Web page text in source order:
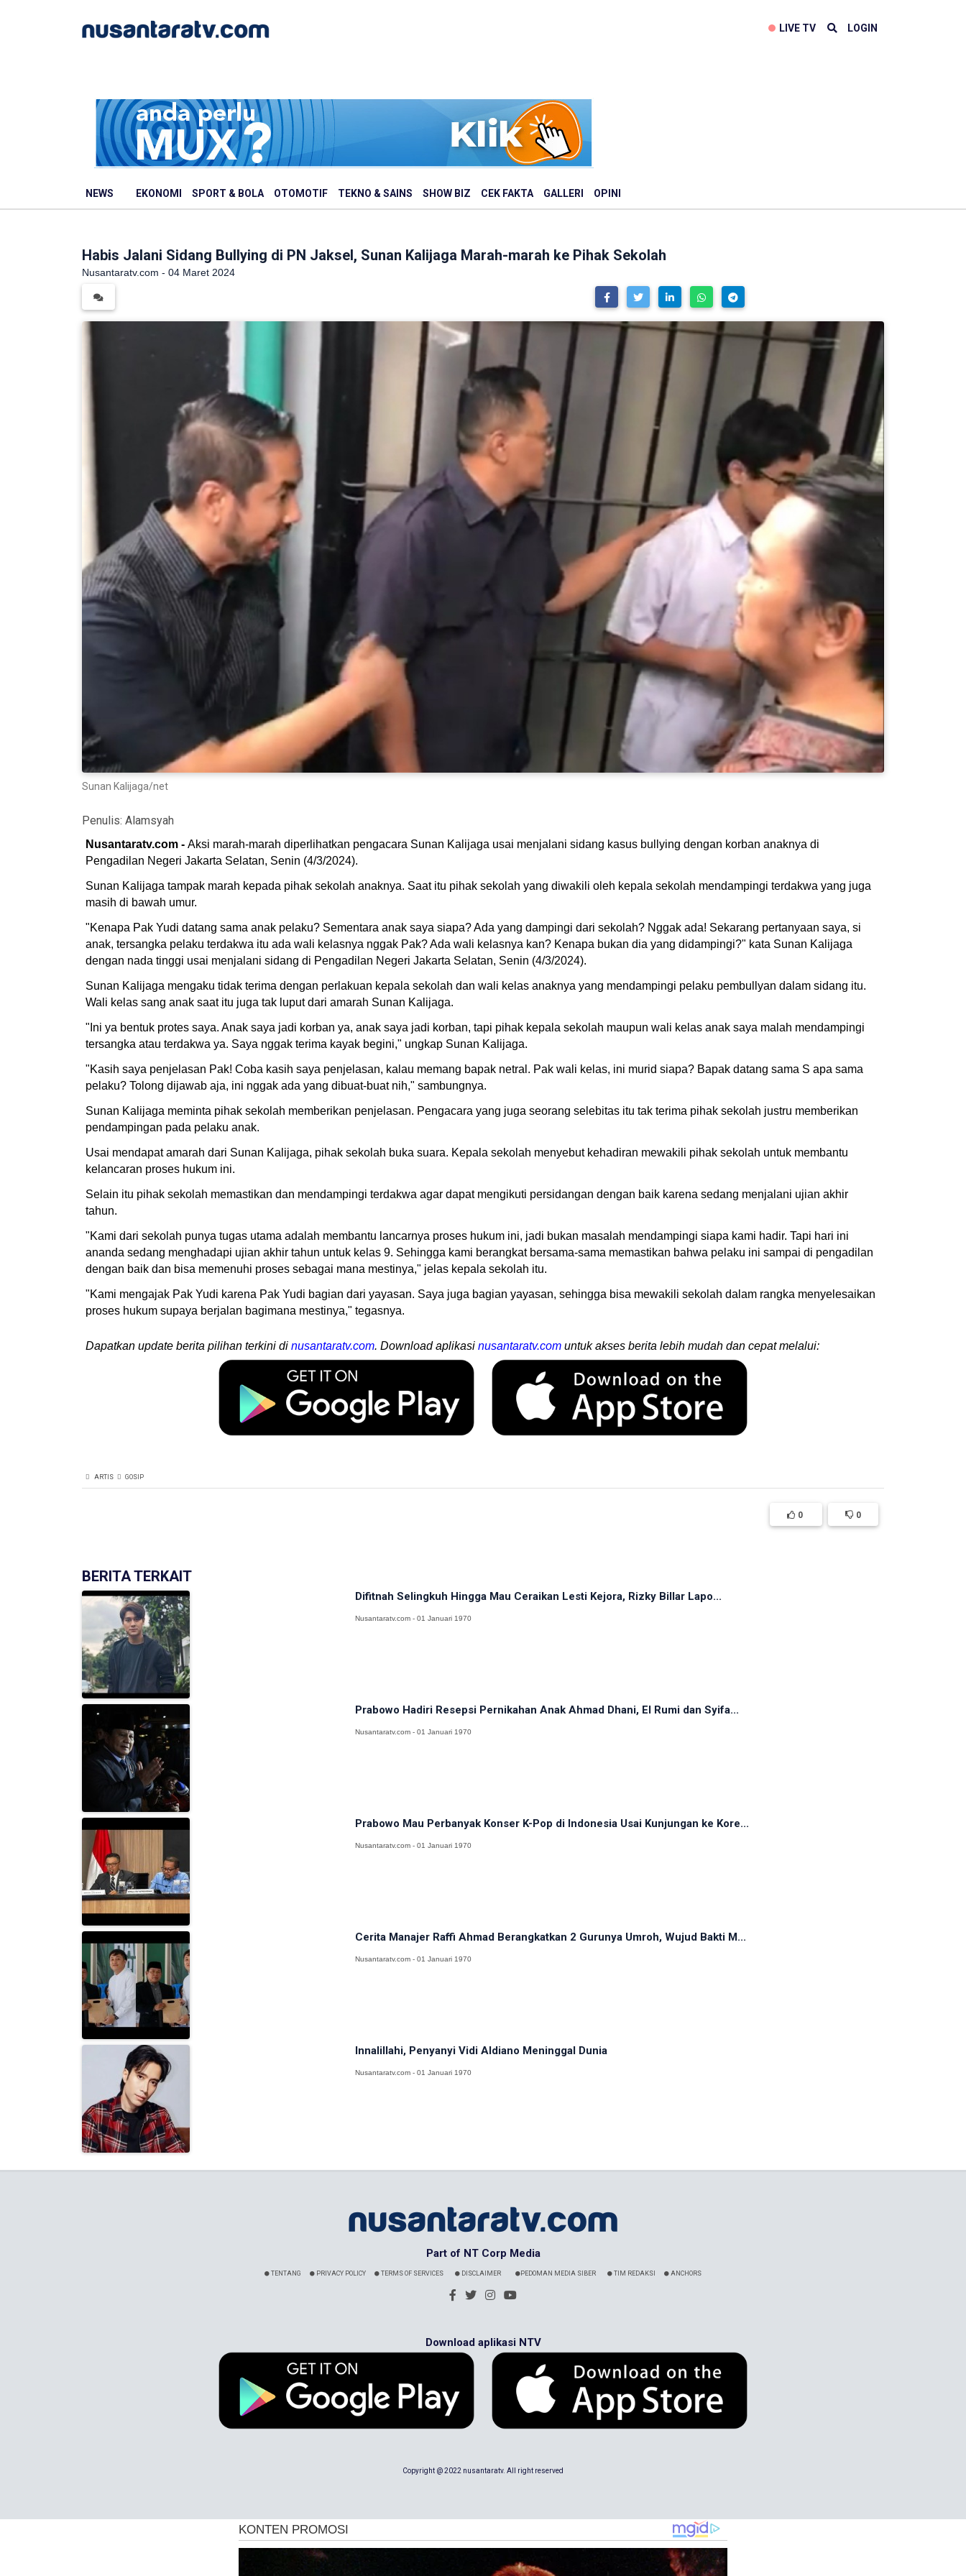
LIVE TV LOGIN
NEWS EKONOMI SPORT & BOLA OTOMOTIF TEKNO & SAINS SHOW BIZ CEK FAKTA GALLERI OPINI
Habis Jalani Sidang Bullying di PN Jaksel, Sunan Kalijaga Marah-marah ke Pihak Sekolah
Nusantaratv.com - 04 Maret 2024
Sunan Kalijaga/net
Penulis: Alamsyah
Nusantaratv.com - Aksi marah-marah diperlihatkan pengacara Sunan Kalijaga usai menjalani sidang kasus bullying dengan korban anaknya di
Pengadilan Negeri Jakarta Selatan, Senin (4/3/2024).
Sunan Kalijaga tampak marah kepada pihak sekolah anaknya. Saat itu pihak sekolah yang diwakili oleh kepala sekolah mendampingi terdakwa yang juga
masih di bawah umur.
"Kenapa Pak Yudi datang sama anak pelaku? Sementara anak saya siapa? Ada yang dampingi dari sekolah? Nggak ada! Sekarang pertanyaan saya, si
anak, tersangka pelaku terdakwa itu ada wali kelasnya nggak Pak? Ada wali kelasnya kan? Kenapa bukan dia yang didampingi?" kata Sunan Kalijaga
dengan nada tinggi usai menjalani sidang di Pengadilan Negeri Jakarta Selatan, Senin (4/3/2024).
Sunan Kalijaga mengaku tidak terima dengan perlakuan kepala sekolah dan wali kelas anaknya yang mendampingi pelaku pembullyan dalam sidang itu.
Wali kelas sang anak saat itu juga tak luput dari amarah Sunan Kalijaga.
"Ini ya bentuk protes saya. Anak saya jadi korban ya, anak saya jadi korban, tapi pihak kepala sekolah maupun wali kelas anak saya malah mendampingi
tersangka atau terdakwa ya. Saya nggak terima kayak begini," ungkap Sunan Kalijaga.
"Kasih saya penjelasan Pak! Coba kasih saya penjelasan, kalau memang bapak netral. Pak wali kelas, ini murid siapa? Bapak datang sama S apa sama
pelaku? Tolong dijawab aja, ini nggak ada yang dibuat-buat nih," sambungnya.
Sunan Kalijaga meminta pihak sekolah memberikan penjelasan. Pengacara yang juga seorang selebitas itu tak terima pihak sekolah justru memberikan
pendampingan pada pelaku anak.
Usai mendapat amarah dari Sunan Kalijaga, pihak sekolah buka suara. Kepala sekolah menyebut kehadiran mewakili pihak sekolah untuk membantu
kelancaran proses hukum ini.
Selain itu pihak sekolah memastikan dan mendampingi terdakwa agar dapat mengikuti persidangan dengan baik karena sedang menjalani ujian akhir
tahun.
"Kami dari sekolah punya tugas utama adalah membantu lancarnya proses hukum ini, jadi bukan masalah mendampingi siapa kami hadir. Tapi hari ini
ananda sedang menghadapi ujian akhir tahun untuk kelas 9. Sehingga kami berangkat bersama-sama memastikan bahwa pelaku ini sampai di pengadilan
dengan baik dan bisa memenuhi proses sebagai mana mestinya," jelas kepala sekolah itu.
"Kami mengajak Pak Yudi karena Pak Yudi bagian dari yayasan. Saya juga bagian yayasan, sehingga bisa mewakili sekolah dalam rangka menyelesaikan
proses hukum supaya berjalan bagimana mestinya," tegasnya.
Dapatkan update berita pilihan terkini di nusantaratv.com. Download aplikasi nusantaratv.com untuk akses berita lebih mudah dan cepat melalui:
ARTIS GOSIP
0 0
BERITA TERKAIT
Difitnah Selingkuh Hingga Mau Ceraikan Lesti Kejora, Rizky Billar Lapo...
Nusantaratv.com - 01 Januari 1970
Prabowo Hadiri Resepsi Pernikahan Anak Ahmad Dhani, El Rumi dan Syifa...
Nusantaratv.com - 01 Januari 1970
Prabowo Mau Perbanyak Konser K-Pop di Indonesia Usai Kunjungan ke Kore...
Nusantaratv.com - 01 Januari 1970
Cerita Manajer Raffi Ahmad Berangkatkan 2 Gurunya Umroh, Wujud Bakti M...
Nusantaratv.com - 01 Januari 1970
Innalillahi, Penyanyi Vidi Aldiano Meninggal Dunia
Nusantaratv.com - 01 Januari 1970
Part of NT Corp Media
TENTANG PRIVACY POLICY TERMS OF SERVICES DISCLAIMER PEDOMAN MEDIA SIBER TIM REDAKSI ANCHORS
Download aplikasi NTV
Copyright @ 2022 nusantaratv. All right reserved